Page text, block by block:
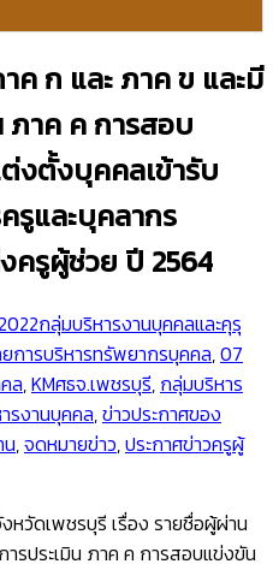
ค ก และ ภาค ข และมี
ภาค ค การสอบ
งตั้งบุคคลเข้ารับ
รูและบุคลากร
ครูผู้ช่วย ปี 2564
กลุ่มบริหารงานบุคคลและคุรุ
การบริหารทรัพยากรบุคคล,07
ล,KMศธจ.เพชรบุรี, กลุ่มบริหาร
รงานบุคคล,ข่าวประกาศของ
,จดหมายข่าว,ประกาศข่าวครูผู้
หวัดเพชรบุรี เรื่อง รายชื่อผู้ผ่าน
รประเมิน ภาค ค การสอบแข่งขัน